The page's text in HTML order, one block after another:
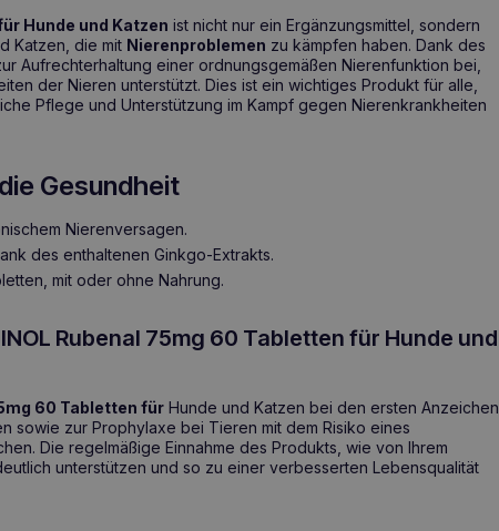
Hunde und Katzen ist nicht nur ein Ergänzungsmittel, sondern
Katzen, die mit Nierenproblemen zu kämpfen haben. Dank des
Aufrechterhaltung einer ordnungsgemäßen Nierenfunktion bei,
der Nieren unterstützt. Dies ist ein wichtiges Produkt für alle,
Pflege und Unterstützung im Kampf gegen Nierenkrankheiten
Gesundheit
Nierenversagen.
des enthaltenen Ginkgo-Extrakts.
mit oder ohne Nahrung.
Rubenal 75mg 60 Tabletten für Hunde und
60 Tabletten für Hunde und Katzen bei den ersten Anzeichen
sowie zur Prophylaxe bei Tieren mit dem Risiko eines
Die regelmäßige Einnahme des Produkts, wie von Ihrem
unterstützen und so zu einer verbesserten Lebensqualität